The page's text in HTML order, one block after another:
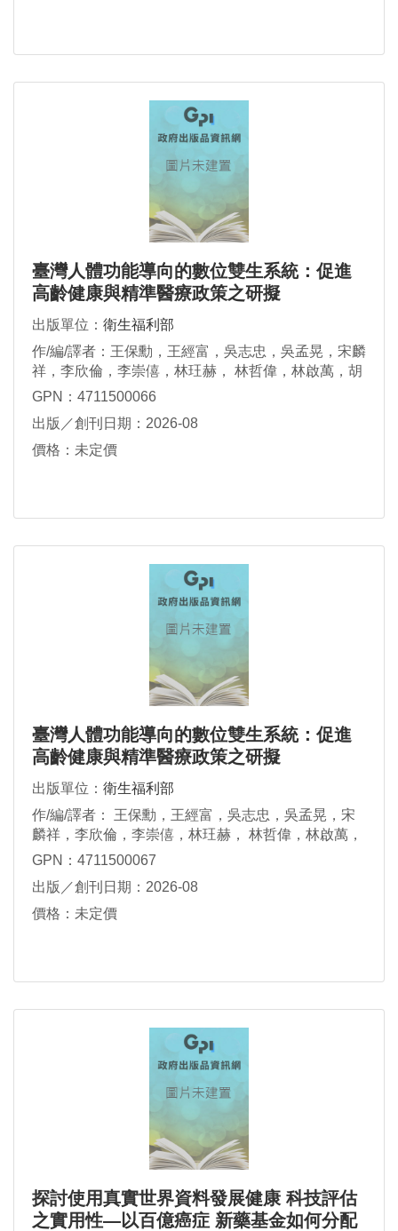
臺灣人體功能導向的數位雙生系統：促進
高齡健康與精準醫療政策之研擬
出版單位： 衛生福利部
作/編/譯者：王保勳，王經富，吳志忠，吳孟晃，宋麟
祥，李欣倫，李崇僖，林玨赫， 林哲偉，林啟萬，胡
紀平，唐國豪，馬惠明，張傳育，許志成，許明暉，
進，陳瑞杰，陳鋕雄， 陳震宇，曾瑋莉，黃群耀，楊
培珊，楊雅惠，廖倫德，劉建良，鄭憲宗， 賴甫誌，
GPN：4711500066
出版／創刊日期：2026-08
價格：未定價
臺灣人體功能導向的數位雙生系統：促進
高齡健康與精準醫療政策之研擬
出版單位： 衛生福利部
作/編/譯者： 王保勳，王經富，吳志忠，吳孟晃，宋
麟祥，李欣倫，李崇僖，林玨赫， 林哲偉，林啟萬，
胡紀平，唐國豪，馬惠明，張傳育，許志成，許明
家進，陳瑞杰，陳鋕雄， 陳震宇，曾瑋莉，黃群耀，
楊培珊，楊雅惠，廖倫德，劉建良，鄭憲宗， 賴甫
GPN：4711500067
出版／創刊日期：2026-08
價格：未定價
探討使用真實世界資料發展健康 科技評估
之實用性—以百億癌症 新藥基金如何分配